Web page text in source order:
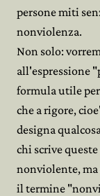
persone miti
nonviolenza.
Non solo:
all'espressione
formula utile
che a rigore,
designa
chi scrive
nonviolente, ma
il termine